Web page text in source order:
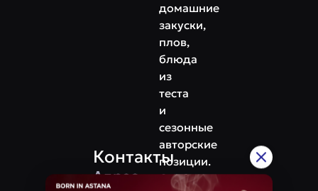
домашние
закуски,
плов,
блюда
из
теста
и
сезонные
авторские
позиции.
Особое
Контакты
Адрес